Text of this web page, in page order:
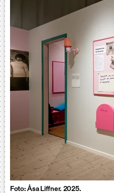
Foto: Åsa Liffner. 2025.